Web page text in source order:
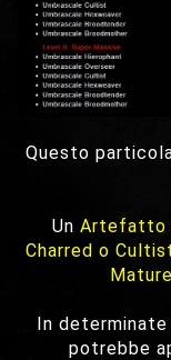
Questo
Un Artefatto
Charred o
In determinate
potrebbe